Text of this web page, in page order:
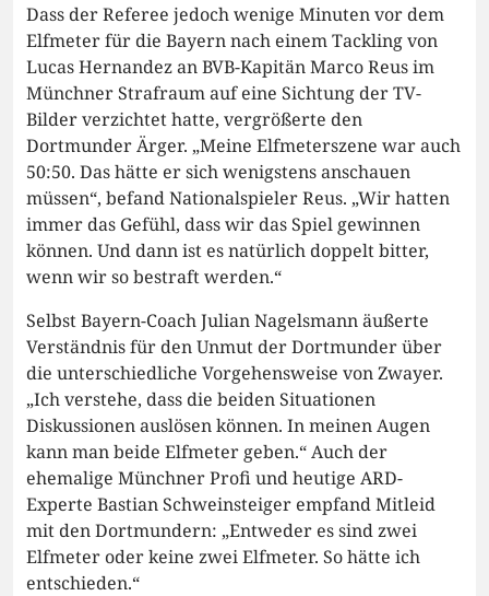
Dass der Referee jedoch wenige Minuten vor dem
Elfmeter für die Bayern nach einem Tackling von
Lucas Hernandez an BVB-Kapitän Marco Reus im
Münchner Strafraum auf eine Sichtung der TV-
Bilder verzichtet hatte, vergrößerte den
Dortmunder Ärger. „Meine Elfmeterszene war auch
50:50. Das hätte er sich wenigstens anschauen
müssen“, befand Nationalspieler Reus. „Wir hatten
immer das Gefühl, dass wir das Spiel gewinnen
können. Und dann ist es natürlich doppelt bitter,
wenn wir so bestraft werden.“
Selbst Bayern-Coach Julian Nagelsmann äußerte
Verständnis für den Unmut der Dortmunder über
die unterschiedliche Vorgehensweise von Zwayer.
„Ich verstehe, dass die beiden Situationen
Diskussionen auslösen können. In meinen Augen
kann man beide Elfmeter geben.“ Auch der
ehemalige Münchner Profi und heutige ARD-
Experte Bastian Schweinsteiger empfand Mitleid
mit den Dortmundern: „Entweder es sind zwei
Elfmeter oder keine zwei Elfmeter. So hätte ich
entschieden.“